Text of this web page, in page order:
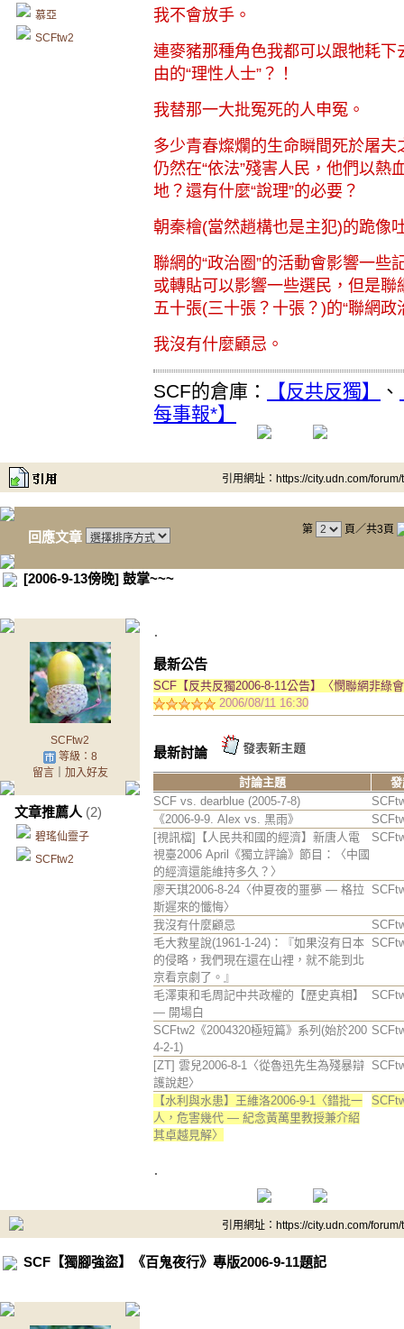
慕亞
SCFtw2
我不會放手。
連麥豬那種角色我都可以跟牠耗
由的“理性人士”？！
我替那一大批冤死的人申冤。
多少青春燦爛的生命瞬間死於屠
仍然在“依法”殘害人民，他們以熱
地？還有什麼“說理”的必要？
朝秦檜(當然趙構也是主犯)的跪像
聯網的“政治圈”的活動會影響一些
或轉貼可以影響一些選民，但是
五十張(三十張？十張？)的“聯網政
我沒有什麼顧忌。
SCF的倉庫： 【反共反獨】 、
每事報*】
引用網址：https://city.udn.com/
回應文章 第 頁／共3頁
[2006-9-13傍晚] 鼓掌~~~
SCFtw2
等級：8
留言｜ 加入好友
文章推薦人 (2)
碧瑤仙靈子
SCFtw2
.
最新公告
SCF【反共反獨2006-8-11公告】〈憫聯網非綠
2006/08/11 16:30
最新討論
討論主題
SCF vs. dearblue (2005-7-8)
《2006-9-9. Alex vs. 黑雨》
[視訊檔]【人民共和國的經濟】新唐人電
視臺2006 April《獨立評論》節目：〈中國
的經濟還能維持多久？〉
廖天琪2006-8-24〈仲夏夜的噩夢 — 格拉
斯遲來的懺悔〉
我沒有什麼顧忌
毛大救星說(1961-1-24)：『如果沒有日本
的侵略，我們現在還在山裡，就不能到北
京看京劇了。』
毛澤東和毛周記中共政權的【歷史真相】
— 開場白
SCFtw2《2004320極短篇》系列(始於200
4-2-1)
[ZT] 雲兒2006-8-1〈從魯迅先生為殘暴辯
護說起〉
【水利與水患】王維洛2006-9-1〈錯批一
人，危害幾代 — 紀念黃萬里教授兼介紹
其卓越見解〉
.
引用網址：https://city.udn.com/
SCF【獨腳強盜】《百鬼夜行》專版2006-9-11題記